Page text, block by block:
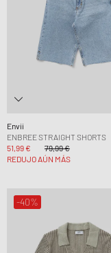
Envii
ENBREE STRAIGHT SHORTS
51,99 €
79,99 €
REDUJO AÚN MÁS
-40%